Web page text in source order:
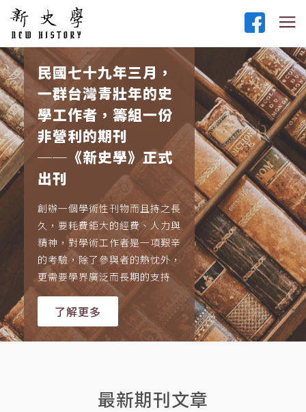
民國七十九年三月，
一群台灣青壯年的史
學工作者，籌組一份
非營利的期刊
──《新史學》正式
出刊
創辦一個學術性刊物而且持之長
久，要耗費鉅大的經費、人力與
精神，對學術工作者是一項艱辛
的考驗，除了參與者的熱忱外，
更需要學界廣泛而長期的支持
了解更多
最新期刊文章